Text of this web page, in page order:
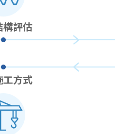
構評估
工方式